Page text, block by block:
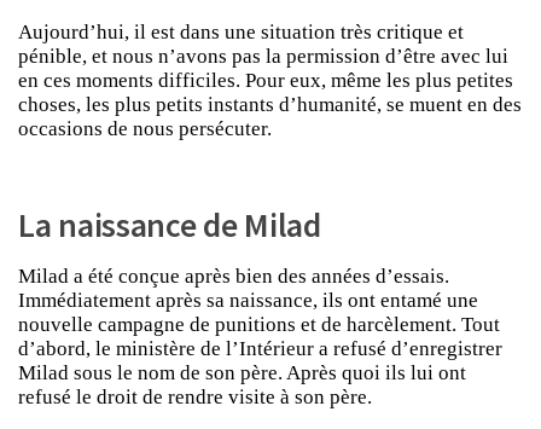
Aujourd’hui, il est dans une situation très critique et
pénible, et nous n’avons pas la permission d’être avec lui
en ces moments difficiles. Pour eux, même les plus petites
choses, les plus petits instants d’humanité, se muent en des
occasions de nous persécuter.
La naissance de Milad
Milad a été conçue après bien des années d’essais.
Immédiatement après sa naissance, ils ont entamé une
nouvelle campagne de punitions et de harcèlement. Tout
d’abord, le ministère de l’Intérieur a refusé d’enregistrer
Milad sous le nom de son père. Après quoi ils lui ont
refusé le droit de rendre visite à son père.